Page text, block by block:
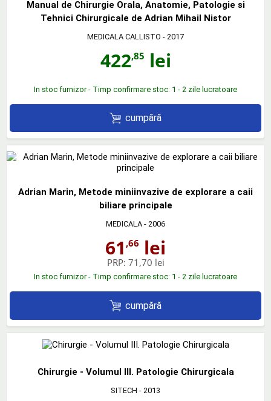
Manual de Chirurgie Orala, Anatomie, Patologie si
Tehnici Chirurgicale de Adrian Mihail Nistor
MEDICALA CALLISTO - 2017
422,85 lei
In stoc furnizor - Timp confirmare stoc: 1 - 2 zile lucratoare
cumpără
Adrian Marin, Metode miniinvazive de explorare a caii
biliare principale
MEDICALA - 2006
61 ,66 lei
PRP: 71,70 lei
In stoc furnizor - Timp confirmare stoc: 1 - 2 zile lucratoare
cumpără
Chirurgie - Volumul III. Patologie Chirurgicala
SITECH - 2013